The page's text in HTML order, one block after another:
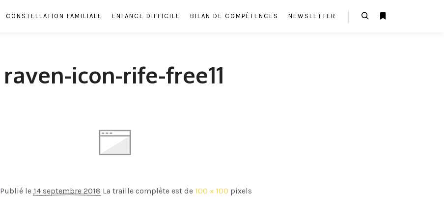
CONSTELLATION FAMILIALE ENFANCE DIFFICILE BILAN DE COMPÉTENCES
NEWSLETTER
raven-icon-rife-free11
Publié le 14 septembre 2018 La traille complète est de 100 × 100 pixels